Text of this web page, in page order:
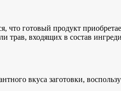
готовый продукт
трав, входящих в состав
вкуса заготовки,